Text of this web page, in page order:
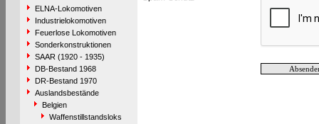
ELNA-Lokomotiven
Industrielokomotiven
Feuerlose Lokomotiven
Sonderkonstruktionen
SAAR (1920 - 1935)
DB-Bestand 1968
DR-Bestand 1970
Auslandsbestände
Belgien
Waffenstillstandsloks